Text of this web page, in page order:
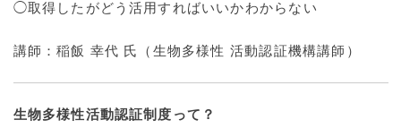
◯取得したがどう活用すればいいかわからない
講師：稲飯 幸代 氏（生物多様性 活動認証機構講師）
生物多様性活動認証制度って？